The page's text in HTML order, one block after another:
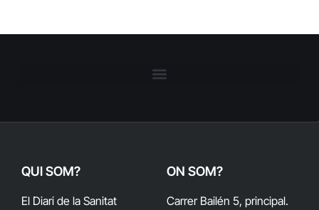
QUI SOM?
El Diari de la Sanitat
ON SOM?
Carrer Bailén 5, principal.